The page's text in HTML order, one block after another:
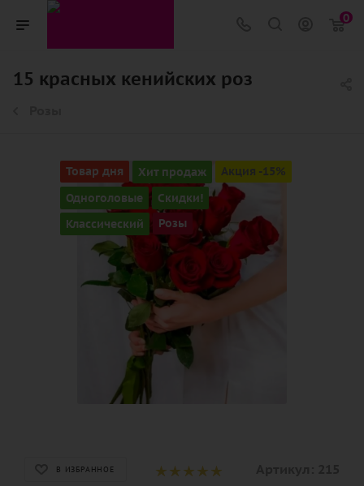
0
15 красных кенийских роз
Товар дня Хит продаж Акция -15%
Одноголовые
Скидки!
Классический
Розы
В ИЗБРАННОЕ